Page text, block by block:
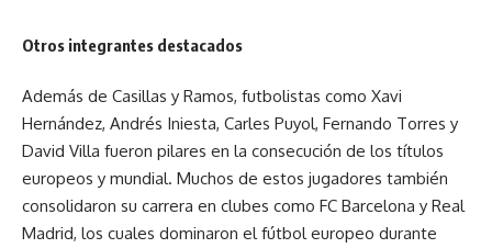
Otros integrantes destacados
Además de Casillas y Ramos, futbolistas como Xavi
Hernández, Andrés Iniesta, Carles Puyol, Fernando Torres y
David Villa fueron pilares en la consecución de los títulos
europeos y mundial. Muchos de estos jugadores también
consolidaron su carrera en clubes como FC Barcelona y Real
Madrid, los cuales dominaron el fútbol europeo durante